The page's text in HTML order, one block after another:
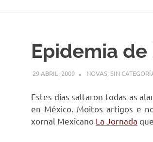
Epidemia
29 ABRIL, 2009 DESARROLLO
NOVAS,SIN
Estes días saltaron todas as
en México. Moitos artigos e
xornal Mexicano La Jornada